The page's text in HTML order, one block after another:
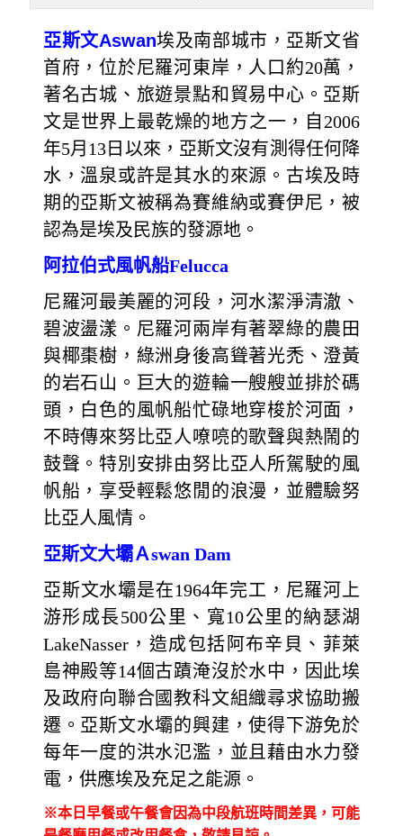
亞斯文Aswan埃及南部城市，亞斯文省
首府，位於尼羅河東岸，人口約20萬，
著名古城、旅遊景點和貿易中心。亞斯
文是世界上最乾燥的地方之一，自2006
年5月13日以來，亞斯文沒有測得任何降
水，溫泉或許是其水的來源。古埃及時
期的亞斯文被稱為賽維納或賽伊尼，被
認為是埃及民族的發源地。
阿拉伯式風帆船Felucca
尼羅河最美麗的河段，河水潔淨清澈、
碧波盪漾。尼羅河兩岸有著翠綠的農田
與椰棗樹，綠洲身後高聳著光禿、澄黃
的岩石山。巨大的遊輪一艘艘並排於碼
頭，白色的風帆船忙碌地穿梭於河面，
不時傳來努比亞人嘹喨的歌聲與熱鬧的
鼓聲。特別安排由努比亞人所駕駛的風
帆船，享受輕鬆悠閒的浪漫，並體驗努
比亞人風情。
亞斯文大壩Ａswan Dam
亞斯文水壩是在1964年完工，尼羅河上
游形成長500公里、寬10公里的納瑟湖
LakeNasser，造成包括阿布辛貝、菲萊
島神殿等14個古蹟淹沒於水中，因此埃
及政府向聯合國教科文組織尋求協助搬
遷。亞斯文水壩的興建，使得下游免於
每年一度的洪水氾濫，並且藉由水力發
電，供應埃及充足之能源。
※本日早餐或午餐會因為中段航班時間差異，可能